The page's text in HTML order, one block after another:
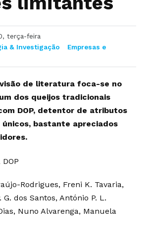
terça-feira
& Investigação
Empresas e
de literatura foca-se no
dos queijos tradicionais
DOP, detentor de atributos
bastante apreciados
Rodrigues, Freni K. Tavaria,
G. dos Santos, António P. L.
Nuno Alvarenga, Manuela